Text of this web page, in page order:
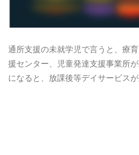
通所支援の未就学児で言うと、 療
援センター、
児童発達支援事業所
になると、 放課後等デイサービス